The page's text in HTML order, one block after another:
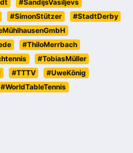
#SandijsVasiljevs
#SimonStützer
#StadtDerby
#ThiloMerrbach
#TobiasMüller
#TTTV
#UweKönig
#WorldTableTennis